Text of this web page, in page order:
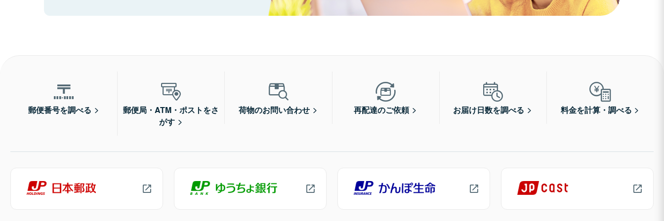
郵便番号を調べる
郵便局・ATM・ポストをさ
がす
荷物のお問い合わせ 再配達のご依頼 お届け日数を調べる 料金を計算・調べる